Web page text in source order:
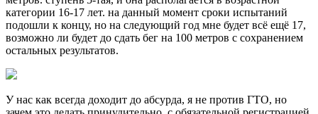
категории 16-17 лет. на данный момент сроки испытаний
подошли к концу, но на следующий год мне будет всё ещё 17,
возможно ли будет до сдать бег на 100 метров с сохранением
остальных результатов.
У нас как всегда доходит до абсурда, я не против ГТО, но